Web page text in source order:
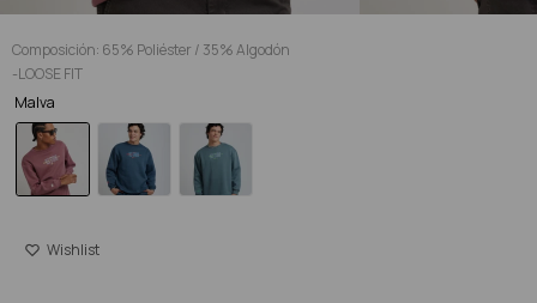
Composición: 65% Poliéster / 35% Algodón
-LOOSE FIT
Malva